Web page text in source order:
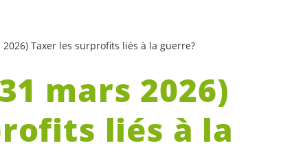
Taxer les surprofits liés à la guerre?
mars 2026)
liés à la